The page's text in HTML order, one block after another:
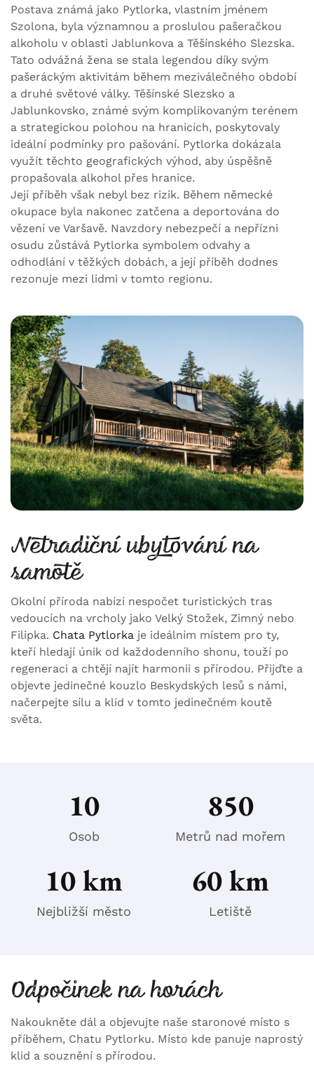
Postava známá jako Pytlorka, vlastním jménem
Szolona, byla významnou a proslulou pašeračkou
alkoholu v oblasti Jablunkova a Těšínského Slezska.
Tato odvážná žena se stala legendou díky svým
pašeráckým aktivitám během meziválečného období
a druhé světové války. Těšínské Slezsko a
Jablunkovsko, známé svým komplikovaným terénem
a strategickou polohou na hranicích, poskytovaly
ideální podmínky pro pašování. Pytlorka dokázala
využít těchto geografických výhod, aby úspěšně
propašovala alkohol přes hranice.
Její příběh však nebyl bez rizik. Během německé
okupace byla nakonec zatčena a deportována do
vězení ve Varšavě. Navzdory nebezpečí a nepřízni
osudu zůstává Pytlorka symbolem odvahy a
odhodlání v těžkých dobách, a její příběh dodnes
rezonuje mezi lidmi v tomto regionu.
Netradiční ubytování na
samotě
Okolní příroda nabízí nespočet turistických tras
vedoucích na vrcholy jako Velký Stožek, Zimný nebo
Filipka. Chata Pytlorka je ideálním místem pro ty,
kteří hledají únik od každodenního shonu, touží po
regeneraci a chtějí najít harmonii s přírodou. Přijďte a
objevte jedinečné kouzlo Beskydských lesů s námi,
načerpejte sílu a klid v tomto jedinečném koutě
světa.
Osob
10
Metrů nad mořem​
850
Nejbližší město
10 km
Letiště
60 km
Odpočinek na horách
Nakoukněte dál a objevujte naše staronové místo s
příběhem, Chatu Pytlorku. Místo kde panuje naprostý
klid a souznění s přírodou.